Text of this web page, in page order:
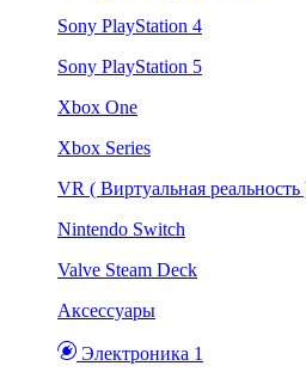
Sony PlayStation 4
Sony PlayStation 5
Xbox One
Xbox Series
VR ( Виртуальная реальность
Nintendo Switch
Valve Steam Deck
Аксессуары
Электроника 1